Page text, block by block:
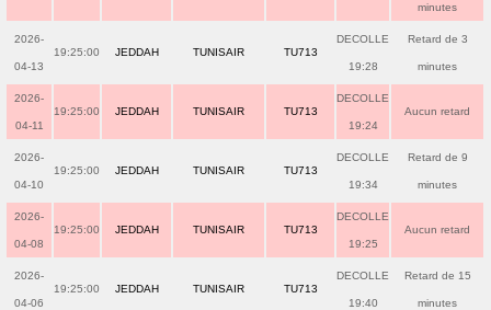
minutes
2026-
04-13
19:25:00 JEDDAH TUNISAIR TU713
DECOLLE
19:28
Retard de 3
minutes
2026-
04-11
19:25:00 JEDDAH TUNISAIR TU713
DECOLLE
19:24
Aucun retard
2026-
04-10
19:25:00 JEDDAH TUNISAIR TU713
DECOLLE
19:34
Retard de 9
minutes
2026-
04-08
19:25:00 JEDDAH TUNISAIR TU713
DECOLLE
19:25
Aucun retard
2026-
04-06
19:25:00 JEDDAH TUNISAIR TU713
DECOLLE
19:40
Retard de 15
minutes